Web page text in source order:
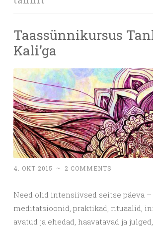
Taassünnikursus
Kali’ga
4. OKT 2015 ~ 2 COMMENTS
Need olid intensiivsed seitse päeva –
meditatsioonid, praktikad, rituaalid,
avatud ja ehedad, haavatavad ja